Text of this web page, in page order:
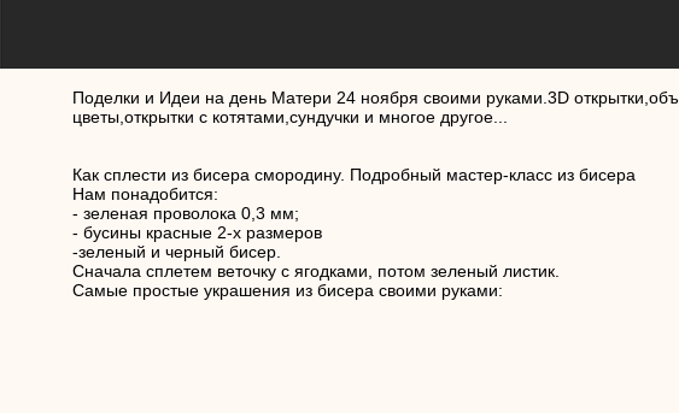
Поделки и Идеи на день Матери 24 ноября своими руками.3D
цветы,открытки с котятами,сундучки и многое другое...
Как сплести из бисера смородину. Подробный мастер-класс из бисера
Нам понадобится:
- зеленая проволока 0,3 мм;
- бусины красные 2-х размеров
-зеленый и черный бисер.
Сначала сплетем веточку с ягодками, потом зеленый листик.